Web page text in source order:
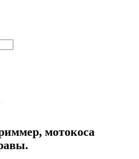
мотокоса